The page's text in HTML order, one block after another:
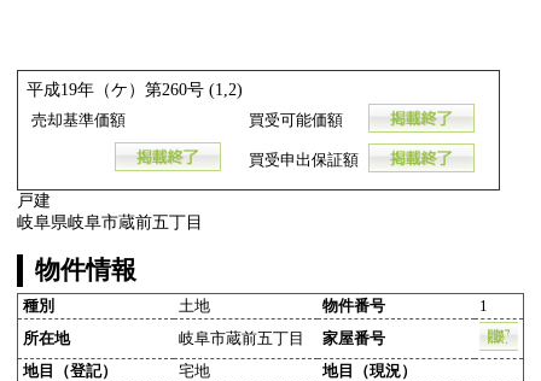
平成19年（ケ）第260号 (1,2)
売却基準価額 買受可能価額
買受申出保証額
戸建
岐阜県岐阜市蔵前五丁目
物件情報
種別 土地 物件番号
1
所在地
岐阜市蔵前五丁目
家屋番号
地目（登記）
宅地 地目（現況）